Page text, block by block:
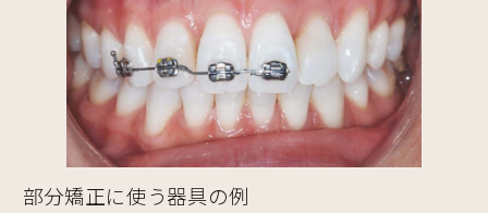
部分矯正に使う器具の例